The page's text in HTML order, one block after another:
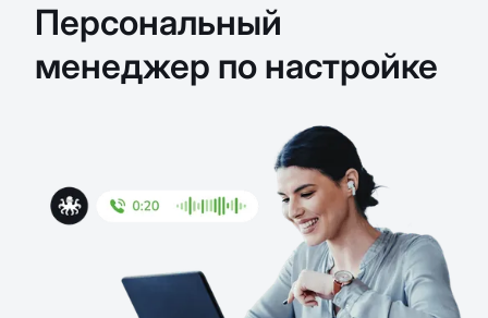
Персональный
менеджер по настройке